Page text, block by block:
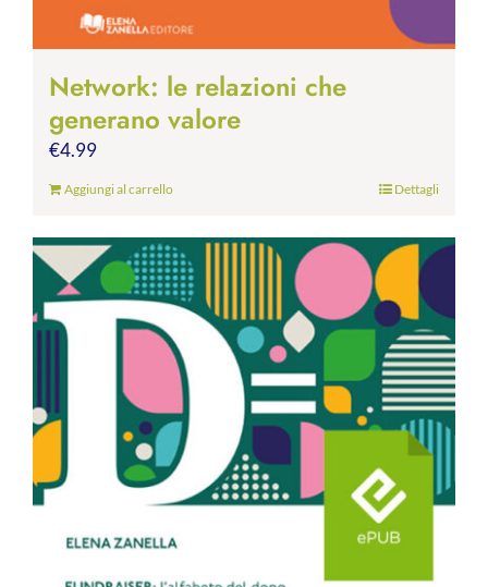
Network: le relazioni che
generano valore
€4.99
Aggiungi al carrello Dettagli